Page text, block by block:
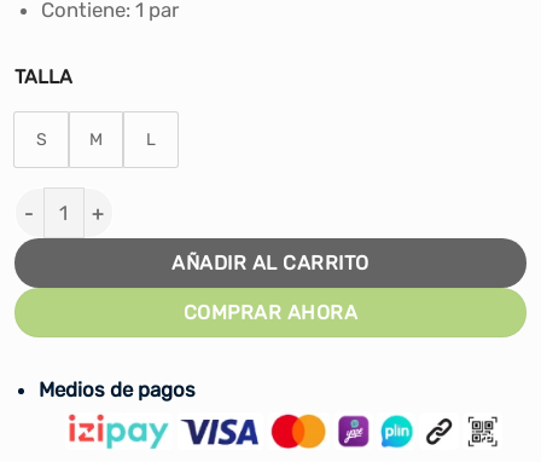
Contiene: 1 par
TALLA
S M L
MEDIAS DE FÚTBOL LARGAS ADIDAS AEROREADY ADI
AÑADIR AL CARRITO
COMPRAR AHORA
Medios de pagos